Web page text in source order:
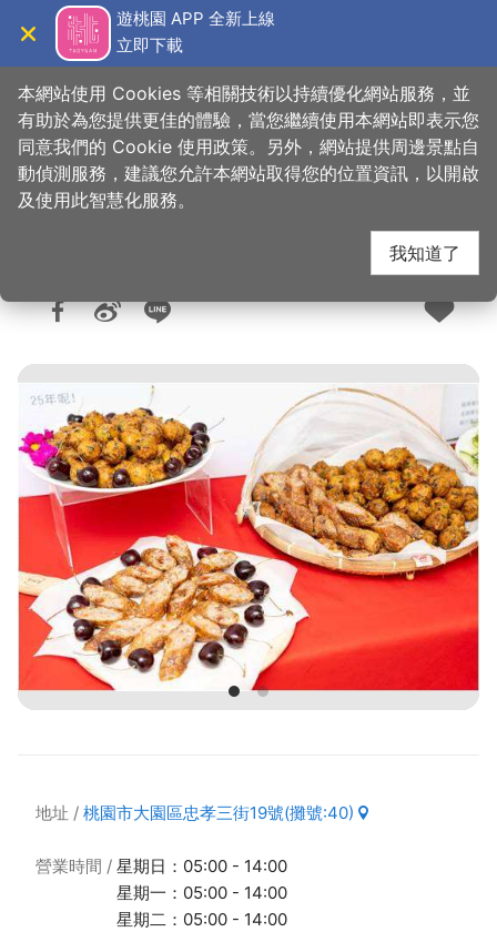
主
遊桃園 APP 全新上線
立即下載
首頁 > 購好物 > 購物快搜
大園市場-小蘭雞捲
人氣：8721
地址 桃園市大園區忠孝三街19號(攤號:40)
營業時間
星期日：05:00 - 14:00
星期一：05:00 - 14:00
星期二：05:00 - 14:00
本網站使用 Cookies 等相關技術以持續優化網站服務，並
有助於為您提供更佳的體驗，當您繼續使用本網站即表示您
同意我們的 Cookie 使用政策。另外，網站提供周邊景點自
動偵測服務，建議您允許本網站取得您的位置資訊，以開啟
及使用此智慧化服務。
我知道了